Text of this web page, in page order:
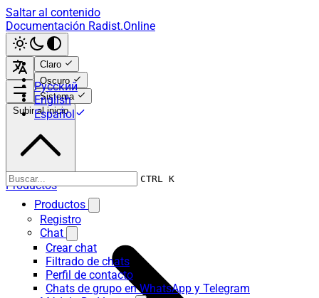
Saltar al contenido
Documentación Radist.Online
Claro
Oscuro
Sistema
Русский
English
Español
CTRL K
Productos
Registro
Chat
Crear chat
Filtrado de chats
Perfil de contacto
Chats de grupo en WhatsApp y Telegram
Subir al inicio
Productos